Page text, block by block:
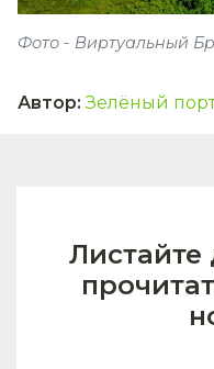
Фото - Виртуальный
Автор: Зелёный